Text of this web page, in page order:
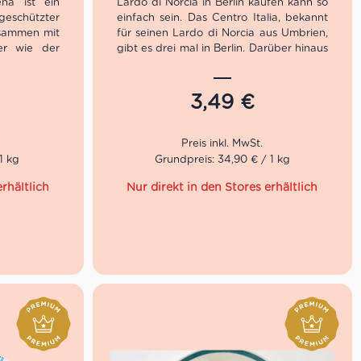
mit
wie der
unserer
aus der
in
kg
einfach sein. Das Centro Italia, bekannt
für seinen Lardo di Norcia aus Umbrien,
gibt es drei mal in Berlin. Darüber hinaus
feine Auswahl an frischem Schinken aus
Italien, darunter auch diesen Speck, der
aus dünn geschnittenem Schweinefett
3,49 €
Grundpreis: 34,90 € / 1 kg